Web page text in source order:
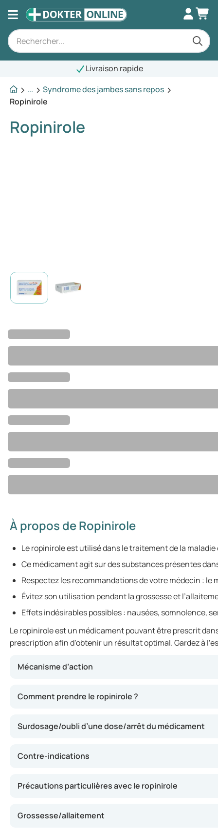
Livraison rapide
...
Syndrome des jambes sans repos
Ropinirole
Ropinirole
À propos de Ropinirole
Le ropinirole est utilisé dans le traitement de la
Ce médicament agit sur des substances présentes
Respectez les recommandations de votre médecin : le
Évitez son utilisation pendant la grossesse et
Effets indésirables possibles : nausées, somnolence,
Le ropinirole est un médicament pouvant être prescrit
prescription afin d’obtenir un résultat optimal. Gardez à
Mécanisme d’action
Comment prendre le ropinirole ?
Surdosage/oubli d’une dose/arrêt du médicament
Contre-indications
Précautions particulières avec le ropinirole
Grossesse/allaitement